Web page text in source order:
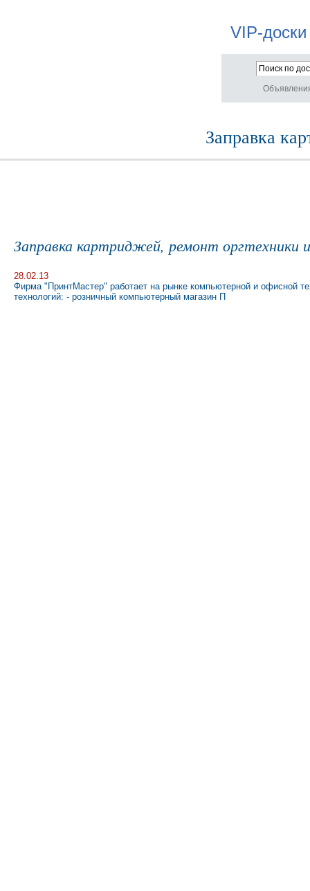
VIP-
Заправка
Заправка картриджей, ремонт оргтехники
28.02.13
Фирма "ПринтМастер" работает на рынке компьютерной и офисной
технологий: - розничный компьютерный магазин П